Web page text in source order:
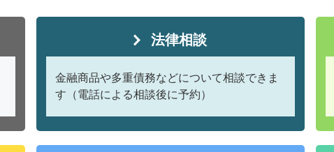
法律相談
金融商品や多重債務などについて相談できま
す（電話による相談後に予約）